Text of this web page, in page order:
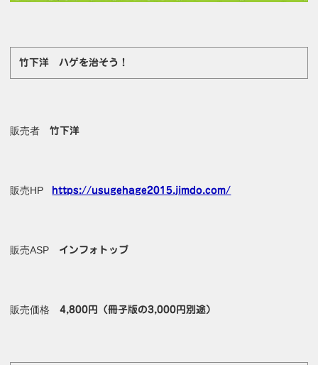
竹下洋 ハゲを治そう！
販売者竹下洋
販売HP https://usugehage2015.jimdo.com/
販売ASP インフォトップ
販売価格4,800円（冊子版の3,000円別途）